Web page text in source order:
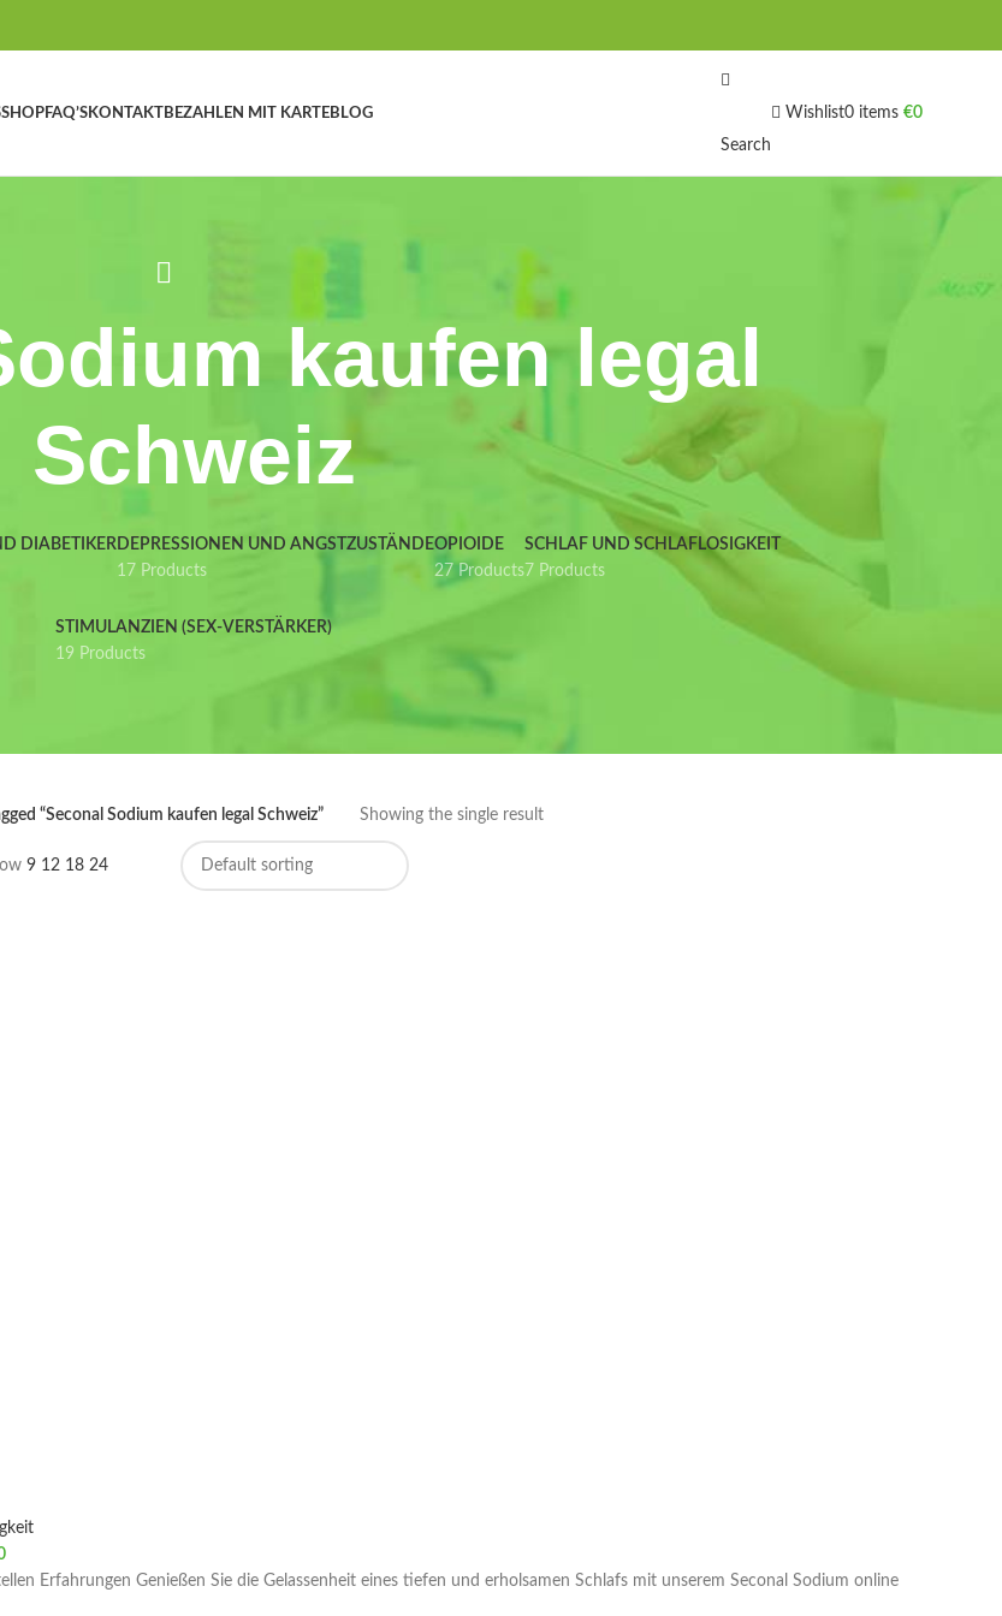
SHOPFAQ’SKONTAKTBEZAHLEN MIT KARTEBLOG
Search
Wishlist0 items €0
kaufen legal
Schweiz
DIABETIKERDEPRESSIONEN UND ANGSTZUSTÄNDE
17 Products
OPIOIDE
27 Products
SCHLAF UND SCHLAFLOSIGKEIT
7 Products
STIMULANZIEN (SEX-VERSTÄRKER)
19 Products
“Seconal Sodium kaufen legal Schweiz” Showing the single result
9 12 18 24
Price range: €280 through €750
Erfahrungen Genießen Sie die Gelassenheit eines tiefen und erholsamen Schlafs mit unserem Seconal Sodium online